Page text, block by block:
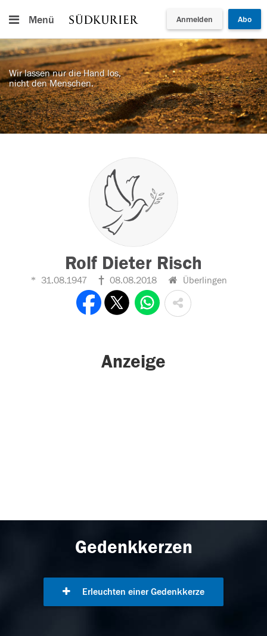
Menü Anmelden Abo
Wir lassen nur die Hand los,
nicht den Menschen.
Rolf Dieter Risch
31.08.1947 08.08.2018 Überlingen
Anzeige
Gedenkkerzen
Erleuchten einer Gedenkkerze